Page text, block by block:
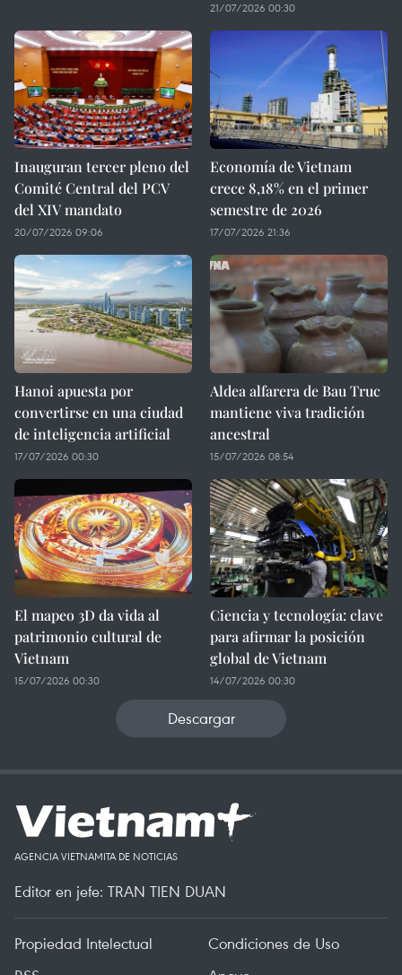
21/07/2026 00:30
Inauguran tercer pleno del
Comité Central del PCV
del XIV mandato
20/07/2026 09:06
Economía de Vietnam
crece 8,18% en el primer
semestre de 2026
17/07/2026 21:36
Hanoi apuesta por
convertirse en una ciudad
de inteligencia artificial
17/07/2026 00:30
Aldea alfarera de Bau Truc
mantiene viva tradición
ancestral
15/07/2026 08:54
El mapeo 3D da vida al
patrimonio cultural de
Vietnam
15/07/2026 00:30
Ciencia y tecnología: clave
para afirmar la posición
global de Vietnam
14/07/2026 00:30
Descargar
AGENCIA VIETNAMITA DE NOTICIAS
Editor en jefe: TRAN TIEN DUAN
Propiedad Intelectual
Condiciones de Uso